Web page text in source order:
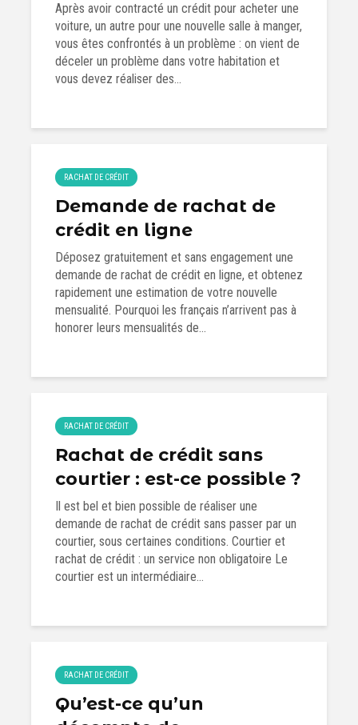
Après avoir contracté un crédit pour acheter une
voiture, un autre pour une nouvelle salle à manger,
vous êtes confrontés à un problème : on vient de
déceler un problème dans votre habitation et
vous devez réaliser des...
RACHAT DE CRÉDIT
Demande de rachat de
crédit en ligne
Déposez gratuitement et sans engagement une
demande de rachat de crédit en ligne, et obtenez
rapidement une estimation de votre nouvelle
mensualité. Pourquoi les français n’arrivent pas à
honorer leurs mensualités de...
RACHAT DE CRÉDIT
Rachat de crédit sans
courtier : est-ce possible ?
Il est bel et bien possible de réaliser une
demande de rachat de crédit sans passer par un
courtier, sous certaines conditions. Courtier et
rachat de crédit : un service non obligatoire Le
courtier est un intermédiaire...
RACHAT DE CRÉDIT
Qu’est-ce qu’un